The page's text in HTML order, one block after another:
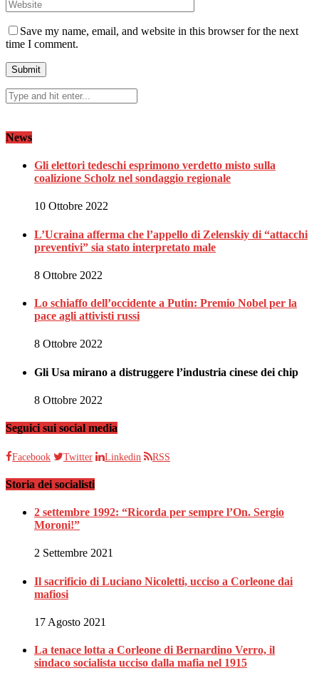
Save my name, email, and website in this browser for the next
time I comment.
News
Gli elettori tedeschi esprimono verdetto misto sulla
coalizione Scholz nel sondaggio regionale
10 Ottobre 2022
L’Ucraina afferma che l’appello di Zelenskiy di “attacchi
preventivi” sia stato interpretato male
8 Ottobre 2022
Lo schiaffo dell’occidente a Putin: Premio Nobel per la
pace agli attivisti russi
8 Ottobre 2022
Gli Usa mirano a distruggere l’industria cinese dei chip
8 Ottobre 2022
Seguici sui social media
Facebook Twitter Linkedin RSS
Storia dei socialisti
2 settembre 1992: “Ricorda per sempre l’On. Sergio
Moroni!”
2 Settembre 2021
Il sacrificio di Luciano Nicoletti, ucciso a Corleone dai
mafiosi
17 Agosto 2021
La tenace lotta a Corleone di Bernardino Verro, il
sindaco socialista ucciso dalla mafia nel 1915